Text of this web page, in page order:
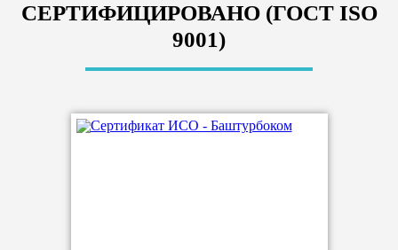
СЕРТИФИЦИРОВАНО (ГОСТ ISO
9001)